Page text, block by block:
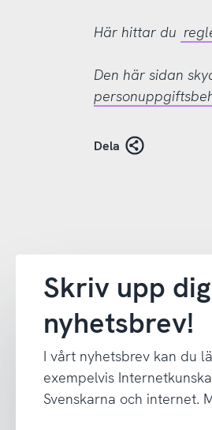
Här hittar du
Den här sidan
Dela
Skriv upp
nyhetsbrev!
I vårt nyhetsbrev kan du
exempelvis
Svenskarna och internet.